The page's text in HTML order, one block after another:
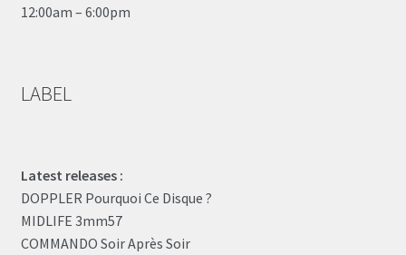
12:00am – 6:00pm
LABEL
Latest releases :
DOPPLER Pourquoi Ce Disque ?
MIDLIFE 3mm57
COMMANDO Soir Après Soir